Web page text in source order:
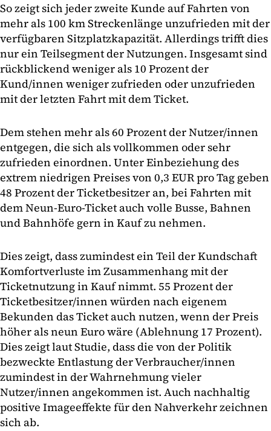
So zeigt sich jeder zweite Kunde auf Fahrten von
mehr als 100 km Streckenlänge unzufrieden mit der
verfügbaren Sitzplatzkapazität. Allerdings trifft dies
nur ein Teilsegment der Nutzungen. Insgesamt sind
rückblickend weniger als 10 Prozent der
Kund/innen weniger zufrieden oder unzufrieden
mit der letzten Fahrt mit dem Ticket.
Dem stehen mehr als 60 Prozent der Nutzer/innen
entgegen, die sich als vollkommen oder sehr
zufrieden einordnen. Unter Einbeziehung des
extrem niedrigen Preises von 0,3 EUR pro Tag geben
48 Prozent der Ticketbesitzer an, bei Fahrten mit
dem Neun-Euro-Ticket auch volle Busse, Bahnen
und Bahnhöfe gern in Kauf zu nehmen.
Dies zeigt, dass zumindest ein Teil der Kundschaft
Komfortverluste im Zusammenhang mit der
Ticketnutzung in Kauf nimmt. 55 Prozent der
Ticketbesitzer/innen würden nach eigenem
Bekunden das Ticket auch nutzen, wenn der Preis
höher als neun Euro wäre (Ablehnung 17 Prozent).
Dies zeigt laut Studie, dass die von der Politik
bezweckte Entlastung der Verbraucher/innen
zumindest in der Wahrnehmung vieler
Nutzer/innen angekommen ist. Auch nachhaltig
positive Imageeffekte für den Nahverkehr zeichnen
sich ab.